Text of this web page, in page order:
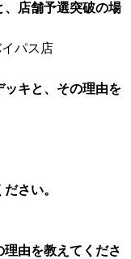
店舗予選突破の場
パス店
キと、その理由を
さい。
由を教えてくださ